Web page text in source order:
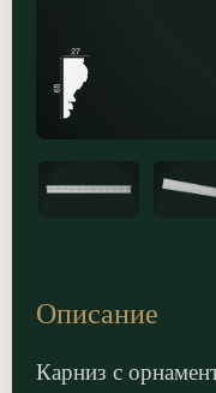
Описание
Карниз с